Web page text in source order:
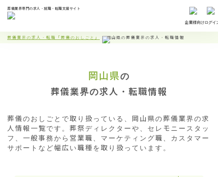
葬儀業界専門の求人・就職・転職支援サイト
企業様向けログイ
葬儀業界の求人・転職「葬儀のおしごと」 岡山県の葬儀業界の求人・転職情報
岡山県の
葬儀業界の求人・転職情報
葬儀のおしごとで取り扱っている、岡山県の葬儀業界の求
人情報一覧です。葬祭ディレクターや、セレモニースタッ
フ、一般事務から営業職、マーケティング職、カスタマー
サポートなど幅広い職種を取り扱っています。